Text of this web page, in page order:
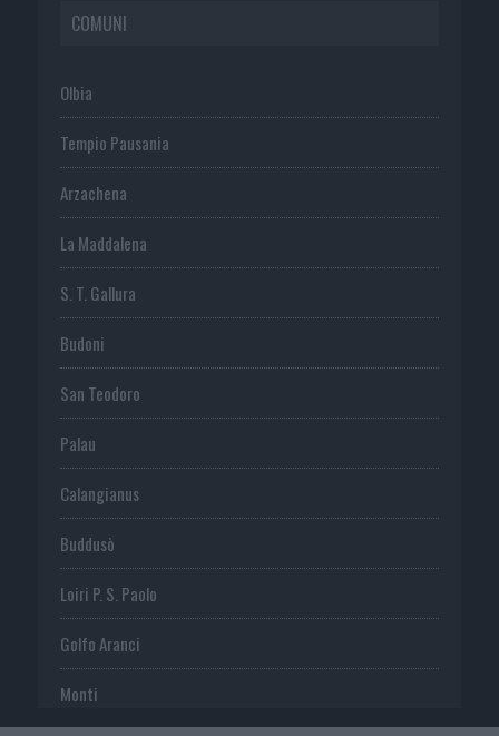
COMUNI
Olbia
Tempio Pausania
Arzachena
La Maddalena
S. T. Gallura
Budoni
San Teodoro
Palau
Calangianus
Buddusò
Loiri P. S. Paolo
Golfo Aranci
Monti